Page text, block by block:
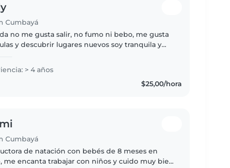
Cumbayá
no me gusta salir, no fumo ni bebo, me gusta
y descubrir lugares nuevos soy tranquila y
> 4 años
$25,00/hora
Cumbayá
de natación con bebés de 8 meses en
me encanta trabajar con niños y cuido muy bien